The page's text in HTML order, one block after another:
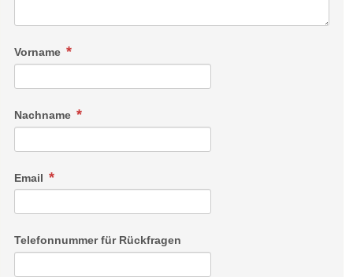
Vorname
Nachname
Email
Telefonnummer für Rückfragen